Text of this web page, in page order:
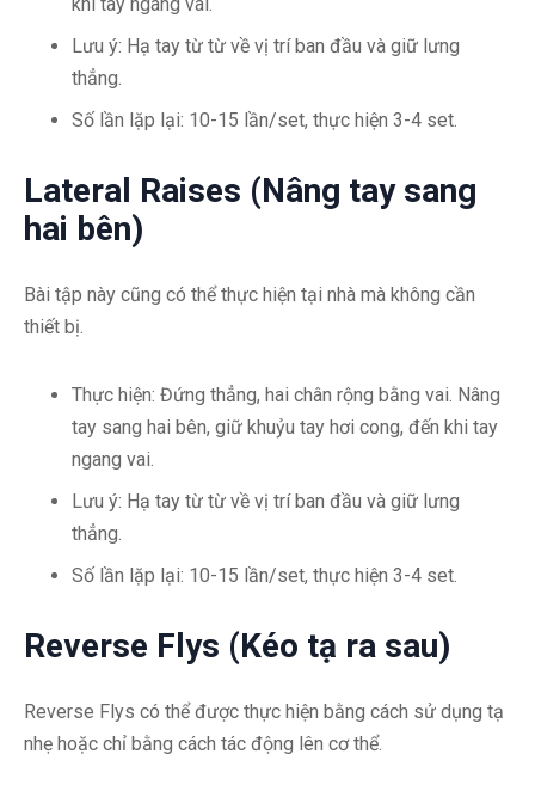
Lưu ý: Hạ tay từ từ về vị trí ban đầu và giữ lưng
thẳng.
Số lần lặp lại: 10-15 lần/set, thực hiện 3-4 set.
Lateral Raises (Nâng tay sang
hai bên)
Bài tập này cũng có thể thực hiện tại nhà mà không cần
thiết bị.
Thực hiện: Đứng thẳng, hai chân rộng bằng vai. Nâng
tay sang hai bên, giữ khuỷu tay hơi cong, đến khi tay
ngang vai.
Lưu ý: Hạ tay từ từ về vị trí ban đầu và giữ lưng
thẳng.
Số lần lặp lại: 10-15 lần/set, thực hiện 3-4 set.
Reverse Flys (Kéo tạ ra sau)
Reverse Flys có thể được thực hiện bằng cách sử dụng tạ
nhẹ hoặc chỉ bằng cách tác động lên cơ thể.